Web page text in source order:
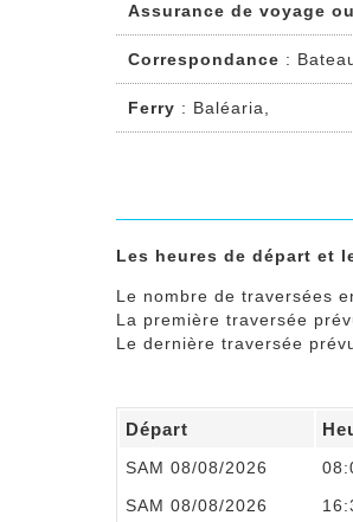
Assurance de voyage
Correspondance :
Ferry : Baléaria,
Les heures de départ et
Le nombre de traversées
La première traversée
Le dernière traversée
Départ
SAM 08/08/2026
SAM 08/08/2026